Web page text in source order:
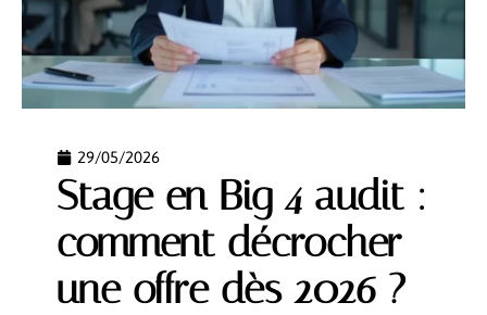
29/05/2026
Stage en Big 4 audit :
comment décrocher
une offre dès 2026 ?